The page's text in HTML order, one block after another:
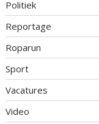
Politiek
Reportage
Roparun
Sport
Vacatures
Video